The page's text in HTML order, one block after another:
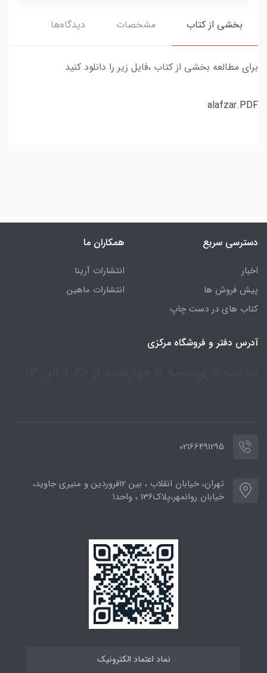
بخشی از کتاب مشخصات دیدگاه‌ها
برای مطالعه بخشی از کتاب ،فایل زیر را دانلود کنید
alafzar.PDF
دسترسی سریع
اخبار
پیش فروش ها
کتاب های در دست چاپ
همکاران ما
انتشارات آرینا
انتشارات ماهین
آدرس دفتر و فروشگاه مرکزی
02166491295
تهران، خیابان انقلاب ، بین 12فروردین و منیری جاوید،
خیابان روانمهر،پلاک136 ، واحد1
نماد اعتماد الکترونیک